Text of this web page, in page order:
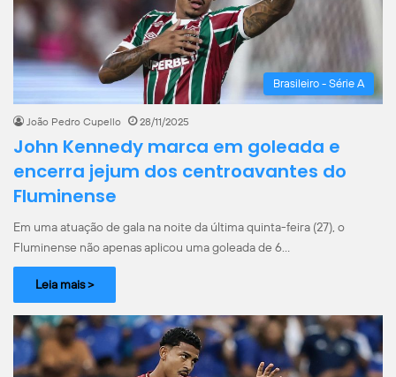
Brasileiro - Série A
João Pedro Cupello 28/11/2025
John Kennedy marca em goleada e
encerra jejum dos centroavantes do
Fluminense
Em uma atuação de gala na noite da última quinta-feira (27), o
Fluminense não apenas aplicou uma goleada de 6…
Leia mais >